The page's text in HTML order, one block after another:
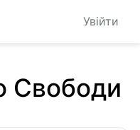
Увійти
Свободи